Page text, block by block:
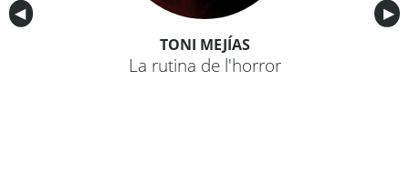
Anterior
◀︎ ▶︎
TONI MEJÍAS
La rutina de l'horror